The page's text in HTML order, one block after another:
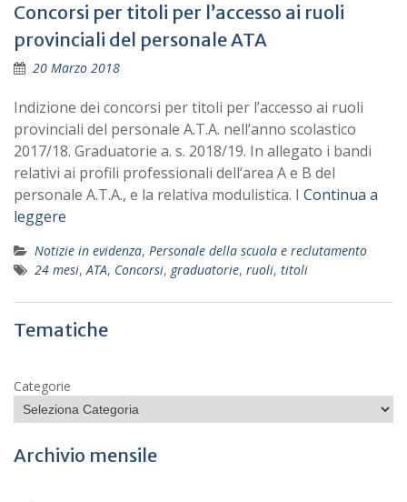
Concorsi per titoli per l’accesso ai ruoli
provinciali del personale ATA
20 Marzo 2018
Indizione dei concorsi per titoli per l’accesso ai ruoli
provinciali del personale A.T.A. nell’anno scolastico
2017/18. Graduatorie a. s. 2018/19. In allegato i bandi
relativi ai profili professionali dell’area A e B del
personale A.T.A., e la relativa modulistica. I Continua a
leggere
Notizie in evidenza, Personale della scuola e reclutamento
24 mesi,ATA, Concorsi, graduatorie, ruoli, titoli
Tematiche
Categorie
Archivio mensile